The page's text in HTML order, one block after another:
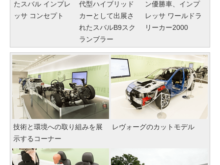
たスバル インプレ
ッサ コンセプト
代型ハイブリッド
カーとして出展さ
れたスバルB9スク
ランブラー
ン優勝車、インプ
レッサ ワールドラ
リーカー2000
技術と環境への取り組みを展
示するコーナー
レヴォーグのカットモデル